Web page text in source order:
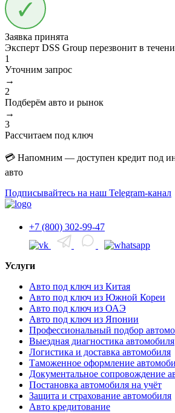
Заявка принята
Эксперт DSS Group перезвонит в
1
Уточним запрос
→
2
Подберём авто и рынок
→
3
Рассчитаем под ключ
💳 Напомним — доступен кредит под
авто
Подписывайтесь на наш Telegram-канал
+7 (800) 302-99-47
Услуги
Авто под ключ из Китая
Авто под ключ из Южной Кореи
Авто под ключ из ОАЭ
Авто под ключ из Японии
Профессиональный подбор
Выездная диагностика автомобиля
Логистика и доставка автомобиля
Таможенное оформление
Документальное сопровождение
Постановка автомобиля на учёт
Защита и страхование автомобиля
Авто кредитование